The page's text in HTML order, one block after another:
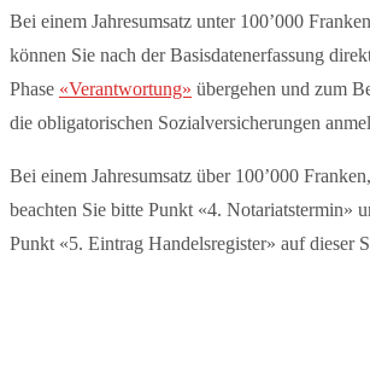
Bei einem Jahresumsatz unter 100’000 Franken
können Sie nach der Basisdatenerfassung
Phase «Verantwortung» übergehen und zum
die obligatorischen Sozialversicherungen
Bei einem Jahresumsatz über 100’000 Franken,
beachten Sie bitte Punkt «4. Notariatstermin»
Punkt «5. Eintrag Handelsregister» auf dieser